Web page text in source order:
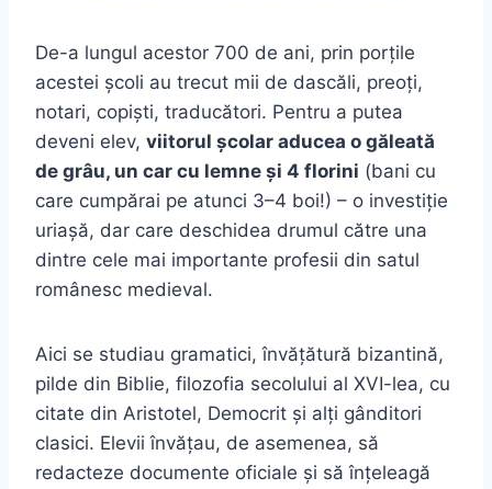
De-a lungul acestor 700 de ani, prin porțile
acestei școli au trecut mii de dascăli, preoți,
notari, copiști, traducători. Pentru a putea
deveni elev, viitorul școlar aducea o găleată
de grâu, un car cu lemne și 4 florini (bani cu
care cumpărai pe atunci 3–4 boi!) – o investiție
uriașă, dar care deschidea drumul către una
dintre cele mai importante profesii din satul
românesc medieval.
Aici se studiau gramatici, învățătură bizantină,
pilde din Biblie, filozofia secolului al XVI-lea, cu
citate din Aristotel, Democrit și alți gânditori
clasici. Elevii învățau, de asemenea, să
redacteze documente oficiale și să înțeleagă